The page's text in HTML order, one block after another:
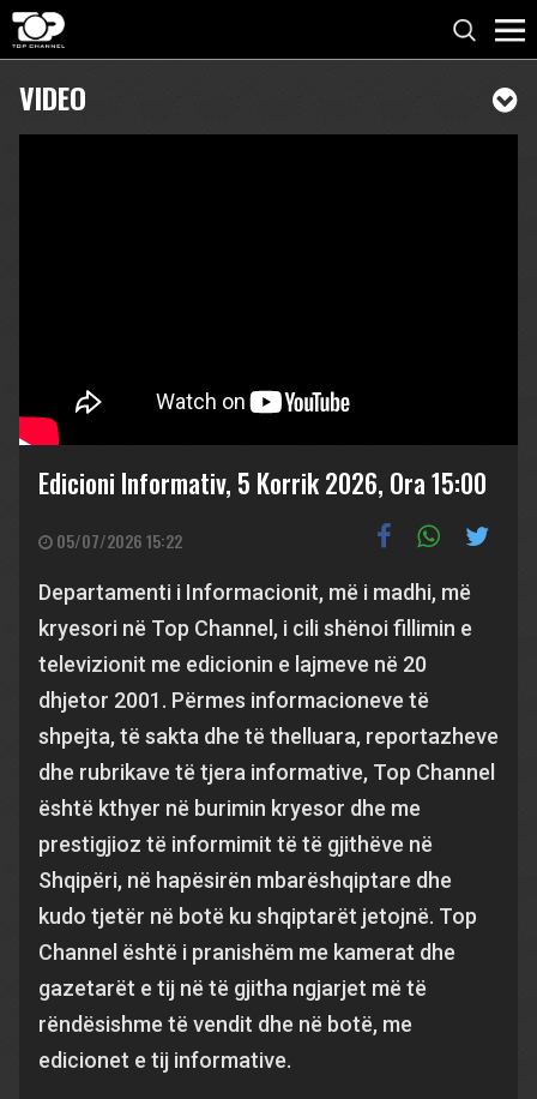
VIDEO
Edicioni Informativ, 5 Korrik 2026, Ora 15:00
05/07/2026 15:22
Departamenti i Informacionit, më i madhi, më
kryesori në Top Channel, i cili shënoi fillimin e
televizionit me edicionin e lajmeve në 20
dhjetor 2001. Përmes informacioneve të
shpejta, të sakta dhe të thelluara, reportazheve
dhe rubrikave të tjera informative, Top Channel
është kthyer në burimin kryesor dhe me
prestigjioz të informimit të të gjithëve në
Shqipëri, në hapësirën mbarëshqiptare dhe
kudo tjetër në botë ku shqiptarët jetojnë. Top
Channel është i pranishëm me kamerat dhe
gazetarët e tij në të gjitha ngjarjet më të
rëndësishme të vendit dhe në botë, me
edicionet e tij informative.